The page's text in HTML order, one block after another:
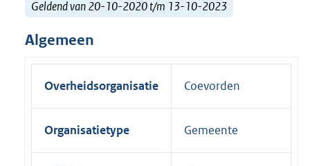
Geldend van 20-10-2020 t/m 13-10-2023
Algemeen
Overheidsorganisatie Coevorden
Organisatietype Gemeente